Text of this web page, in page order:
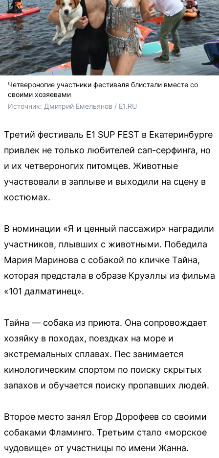
Четвероногие участники фестиваля блистали вместе со
своими хозяевами
Источник: Дмитрий Емельянов / E1.RU
Третий фестиваль E1 SUP FEST в Екатеринбурге
привлек не только любителей сап-серфинга, но
и их четвероногих питомцев. Животные
участвовали в заплыве и выходили на сцену в
костюмах.
В номинации «Я и ценный пассажир» наградили
участников, плывших с животными. Победила
Мария Маринова с собакой по кличке Тайна,
которая предстала в образе Круэллы из фильма
«101 далматинец».
Тайна — собака из приюта. Она сопровождает
хозяйку в походах, поездках на море и
экстремальных сплавах. Пес занимается
кинологическим спортом по поиску скрытых
запахов и обучается поиску пропавших людей.
Второе место занял Егор Дорофеев со своими
собаками Фламинго. Третьим стало «морское
чудовище» от участницы по имени Жанна.